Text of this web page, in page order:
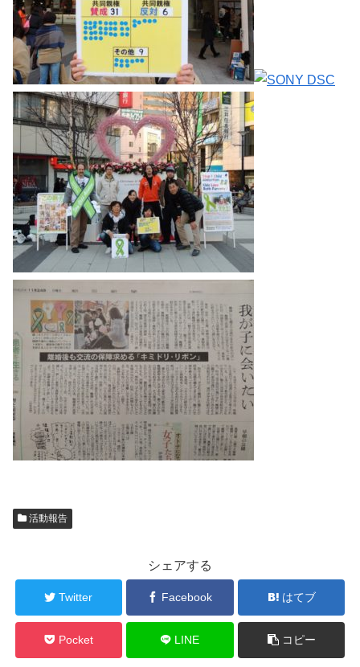
活動報告
シェアする
Twitter Facebook はてブ
Pocket LINE コピー